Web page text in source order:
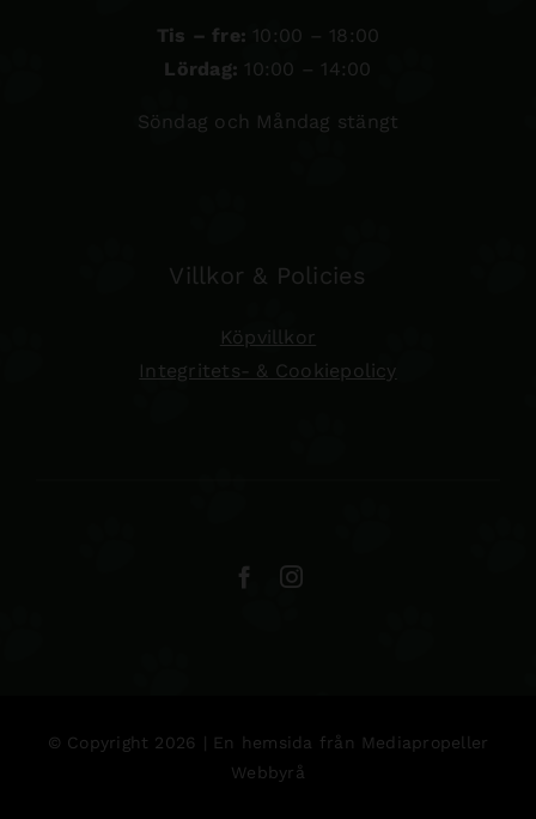
Tis – fre: 10:00 – 18:00
Lördag: 10:00 – 14:00
Söndag och Måndag stängt
Villkor & Policies
Köpvillkor
Integritets- & Cookiepolicy
© Copyright 2026 | En hemsida från Mediapropeller
Webbyrå